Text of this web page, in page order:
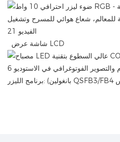
شاشة عرض LCD